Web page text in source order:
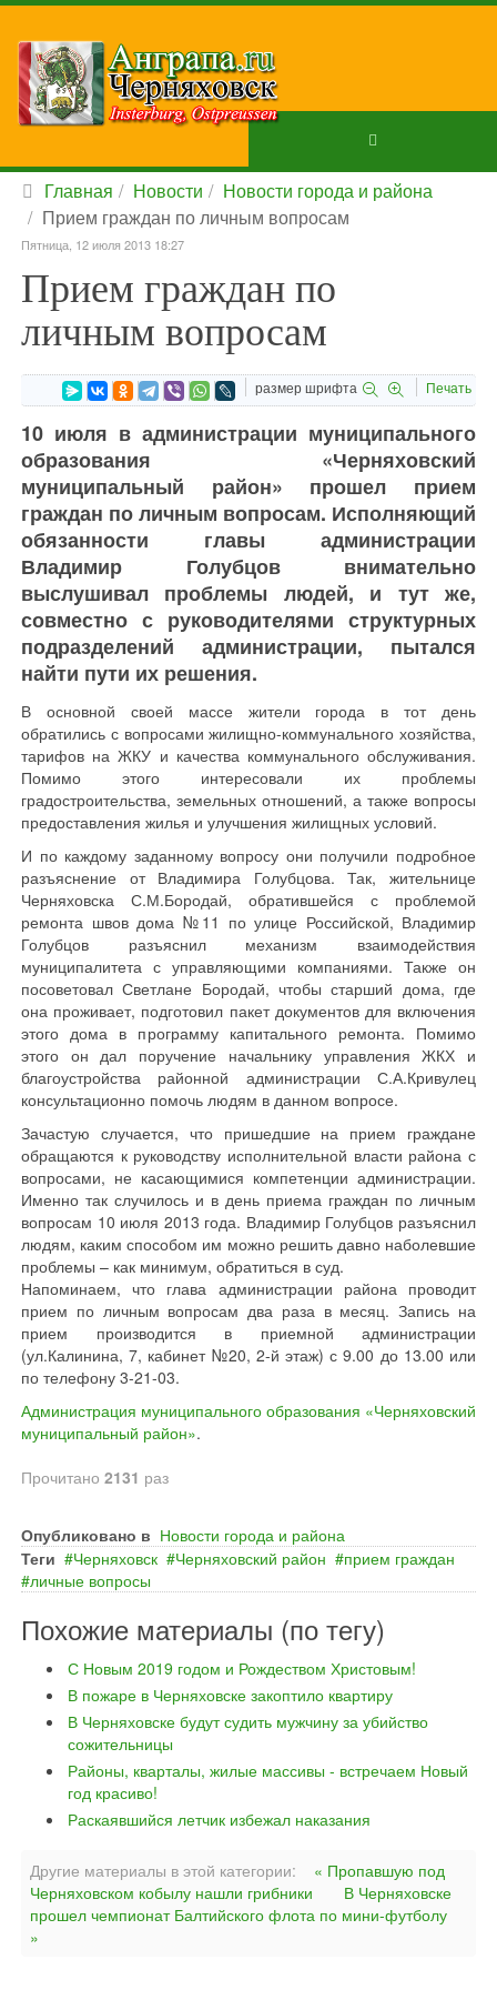
Главная Новости
Новости города и района
Прием граждан по личным вопросам
Пятница, 12 июля 2013 18:27
Прием граждан по
личным вопросам
размер шрифта Печать
10 июля в администрации муниципального
образования «Черняховский
муниципальный район» прошел прием
граждан по личным вопросам. Исполняющий
обязанности главы администрации
Владимир Голубцов внимательно
выслушивал проблемы людей, и тут же,
совместно с руководителями структурных
подразделений администрации, пытался
найти пути их решения.
В основной своей массе жители города в тот день
обратились с вопросами жилищно-коммунального хозяйства,
тарифов на ЖКУ и качества коммунального обслуживания.
Помимо этого интересовали их проблемы
градостроительства, земельных отношений, а также вопросы
предоставления жилья и улучшения жилищных условий.
И по каждому заданному вопросу они получили подробное
разъяснение от Владимира Голубцова. Так, жительнице
Черняховска С.М.Бородай, обратившейся с проблемой
ремонта швов дома №11 по улице Российской, Владимир
Голубцов разъяснил механизм взаимодействия
муниципалитета с управляющими компаниями. Также он
посоветовал Светлане Бородай, чтобы старший дома, где
она проживает, подготовил пакет документов для включения
этого дома в программу капитального ремонта. Помимо
этого он дал поручение начальнику управления ЖКХ и
благоустройства районной администрации С.А.Кривулец
консультационно помочь людям в данном вопросе.
Зачастую случается, что пришедшие на прием граждане
обращаются к руководству исполнительной власти района с
вопросами, не касающимися компетенции администрации.
Именно так случилось и в день приема граждан по личным
вопросам 10 июля 2013 года. Владимир Голубцов разъяснил
людям, каким способом им можно решить давно наболевшие
проблемы – как минимум, обратиться в суд.
Напоминаем, что глава администрации района проводит
прием по личным вопросам два раза в месяц. Запись на
прием производится в приемной администрации
(ул.Калинина, 7, кабинет №20, 2-й этаж) с 9.00 до 13.00 или
по телефону 3-21-03.
Администрация муниципального образования «Черняховский
муниципальный район».
Прочитано 2131 раз
Опубликовано в Новости города и района
Теги
Черняховск Черняховский район
прием граждан
личные вопросы
Похожие материалы (по тегу)
С Новым 2019 годом и Рождеством Христовым!
В пожаре в Черняховске закоптило квартиру
В Черняховске будут судить мужчину за убийство
сожительницы
Районы, кварталы, жилые массивы - встречаем Новый
год красиво!
Раскаявшийся летчик избежал наказания
Другие материалы в этой категории:
« Пропавшую под
Черняховском кобылу нашли грибники
В Черняховске
прошел чемпионат Балтийского флота по мини-футболу
»